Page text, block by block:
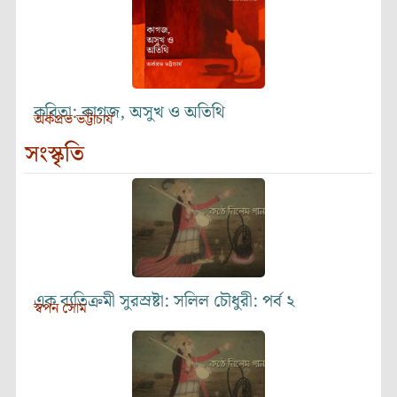
কবিতা: কাগজ, অসুখ ও অতিথি
অর্কপ্রভ ভট্টাচার্য
সংস্কৃতি
এক ব্যতিক্রমী সুরস্রষ্টা: সলিল চৌধুরী: পর্ব ২
স্বপন সোম